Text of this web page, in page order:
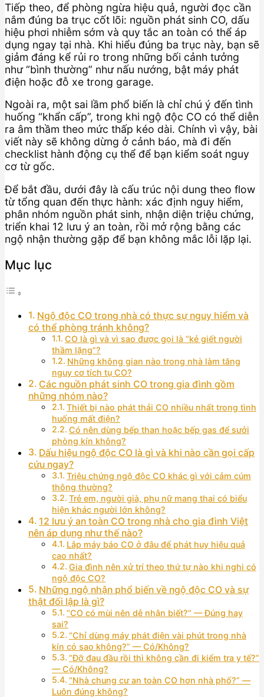
Tiếp theo, để phòng ngừa hiệu quả, người đọc cần
nắm đúng ba trục cốt lõi: nguồn phát sinh CO, dấu
hiệu phơi nhiễm sớm và quy tắc an toàn có thể áp
dụng ngay tại nhà. Khi hiểu đúng ba trục này, bạn sẽ
giảm đáng kể rủi ro trong những bối cảnh tưởng
như “bình thường” như nấu nướng, bật máy phát
điện hoặc đỗ xe trong garage.
Ngoài ra, một sai lầm phổ biến là chỉ chú ý đến tình
huống “khẩn cấp”, trong khi ngộ độc CO có thể diễn
ra âm thầm theo mức thấp kéo dài. Chính vì vậy, bài
viết này sẽ không dừng ở cảnh báo, mà đi đến
checklist hành động cụ thể để bạn kiểm soát nguy
cơ từ gốc.
Để bắt đầu, dưới đây là cấu trúc nội dung theo flow
từ tổng quan đến thực hành: xác định nguy hiểm,
phân nhóm nguồn phát sinh, nhận diện triệu chứng,
triển khai 12 lưu ý an toàn, rồi mở rộng bằng các
ngộ nhận thường gặp để bạn không mắc lỗi lặp lại.
Mục lục
Ngộ độc CO trong nhà có thực sự nguy hiểm và
có thể phòng tránh không?
CO là gì và vì sao được gọi là “kẻ giết người
thầm lặng”?
Những không gian nào trong nhà làm tăng
nguy cơ tích tụ CO?
Các nguồn phát sinh CO trong gia đình gồm
những nhóm nào?
Thiết bị nào phát thải CO nhiều nhất trong tình
huống mất điện?
Có nên dùng bếp than hoặc bếp gas để sưởi
phòng kín không?
Dấu hiệu ngộ độc CO là gì và khi nào cần gọi cấp
cứu ngay?
Triệu chứng ngộ độc CO khác gì với cảm cúm
thông thường?
Trẻ em, người già, phụ nữ mang thai có biểu
hiện khác người lớn không?
12 lưu ý an toàn CO trong nhà cho gia đình Việt
nên áp dụng như thế nào?
Lắp máy báo CO ở đâu để phát huy hiệu quả
cao nhất?
Gia đình nên xử trí theo thứ tự nào khi nghi có
ngộ độc CO?
Những ngộ nhận phổ biến về ngộ độc CO và sự
thật đối lập là gì?
“CO có mùi nên dễ nhận biết?” — Đúng hay
sai?
“Chỉ dùng máy phát điện vài phút trong nhà
kín có sao không?” — Có/Không?
“Đỡ đau đầu rồi thì không cần đi kiểm tra y tế?”
— Có/Không?
“Nhà chung cư an toàn CO hơn nhà phố?” —
Luôn đúng không?